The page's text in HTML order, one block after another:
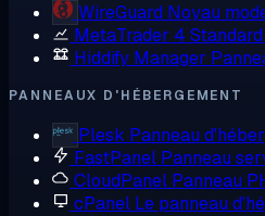
WireGuard Noyau
MetaTrader 4
Hiddify Manager
PANNEAUX D'HÉBERGEMENT
Plesk Panneau
FastPanel Panneau
CloudPanel Panneau
cPanel Le panneau